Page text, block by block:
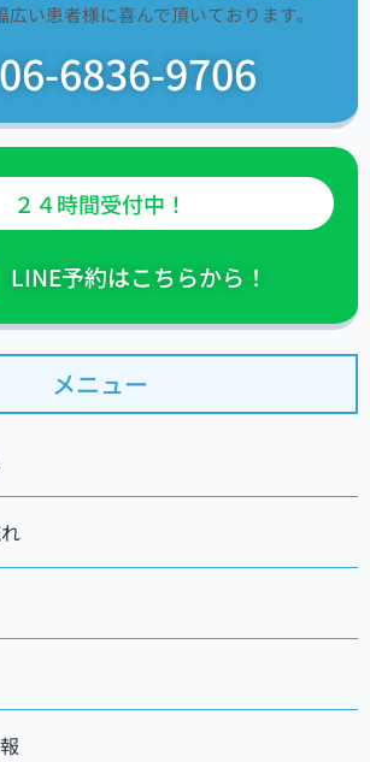
メニュー
い患者様に喜んで頂いております。
06-6836-9706
２４時間受付中！
LINE予約はこちらから！